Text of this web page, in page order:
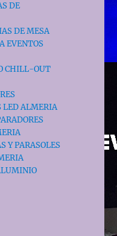
DE
DE MESA
EVENTOS
CHILL-OUT
LED ALMERIA
Y PARASOLES